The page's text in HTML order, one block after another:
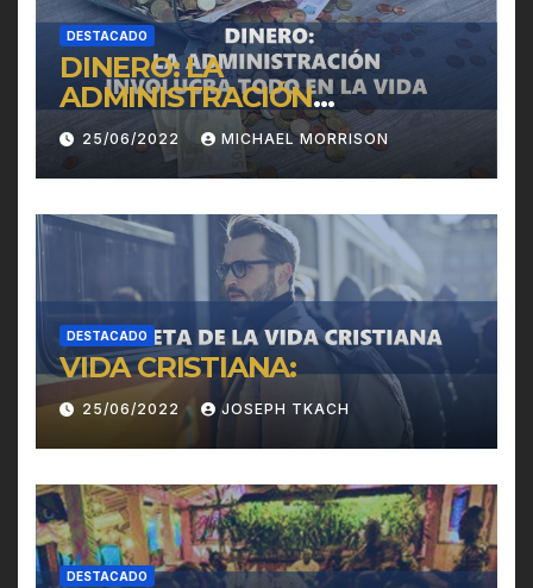
DESTACADO
DINERO: LA
ADMINISTRACIÓN
INVOLUCRA TODO EN LA
VIDA
25/06/2022 MICHAEL MORRISON
DESTACADO
VIDA CRISTIANA:
25/06/2022 JOSEPH TKACH
DESTACADO